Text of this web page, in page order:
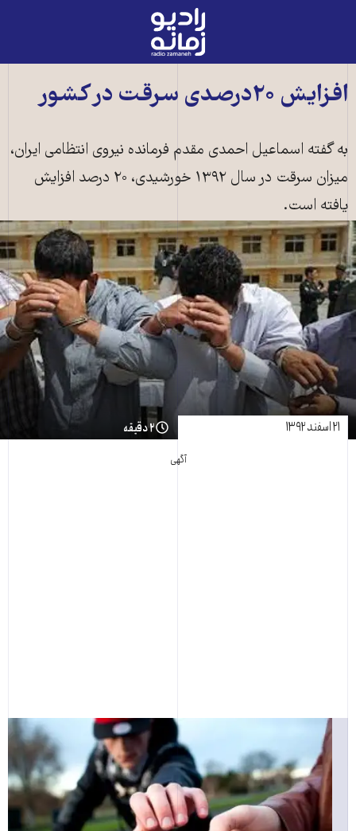
رادیو
زمانه
صفحه
افزایش ۲۰درصدی سرقت در کشور
به گفته اسماعیل احمدی مقدم فرمانده نیروی انتظامی ایران،
میزان سرقت در سال ۱۳۹۲ خورشیدی، ۲۰ درصد افزایش
یافته است.
۲۱ اسفند ۱۳۹۲ ۲ دقیقه
آگهی